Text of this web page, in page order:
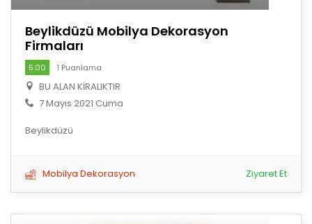
Beylikdüzü Mobilya Dekorasyon
Firmaları
5.00 1 Puanlama
BU ALAN KİRALIKTIR
7 Mayıs 2021 Cuma
Beylikdüzü
Mobilya Dekorasyon Ziyaret Et